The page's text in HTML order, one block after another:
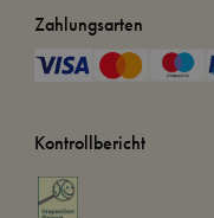
Zahlungsarten
Kontrollbericht